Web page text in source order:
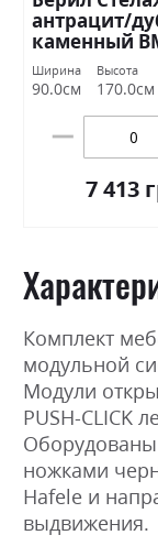
антрацит/
каменный
Холдинг
Ширина
90.0см
Высота
170.0см
7 413
Комплект
модульной
Модули
PUSH-CLICK
ножками
Hafele и
выдвижения.